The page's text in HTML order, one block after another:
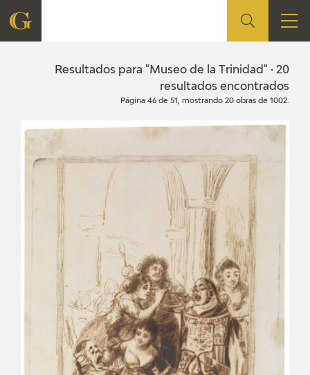
FUNDACIÓN
ACCIÓN CORPORATIVA
EXPOSICIONES
ACTIVIDADES
Resultados para "Museo de la Trinidad" · 20
resultados encontrados
Página 46 de 51, mostrando 20 obras de 1002.